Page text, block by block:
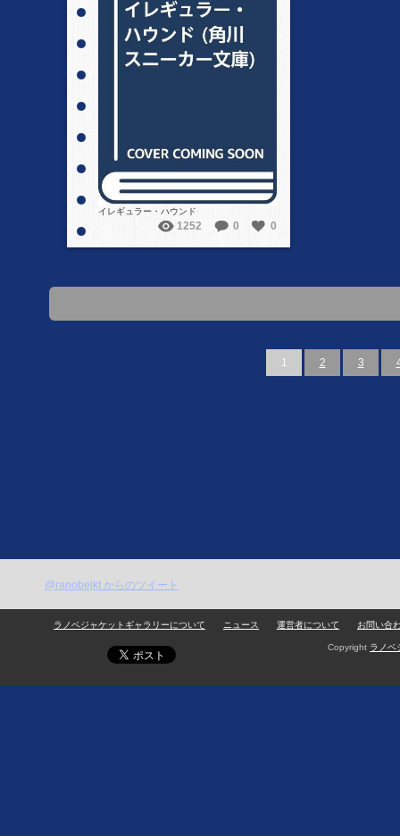
イレギュラー・ハウンド
1252 0 0
1 2 3
@ranobejkt からのツイート
ラノベジャケットギャラリーについて ニュース 運営者について お問い合
Copyright ラノベ